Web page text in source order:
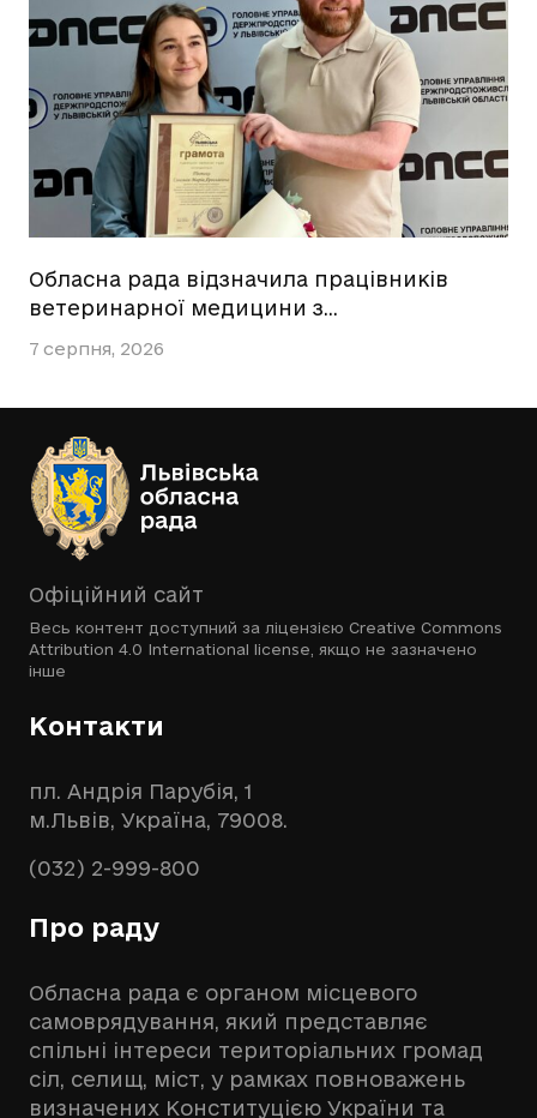
Обласна рада відзначила працівників
ветеринарної медицини з…
7 серпня, 2026
Офіційний сайт
Весь контент доступний за ліцензією Creative Commons
Attribution 4.0 International license , якщо не зазначено
інше
Контакти
пл. Андрія Парубія, 1
м.Львів, Україна, 79008.
(032) 2-999-800
Про раду
Обласна рада є органом місцевого
самоврядування, який представляє
спільні інтереси територіальних громад
сіл, селищ, міст, у рамках повноважень
визначених Конституцією України та